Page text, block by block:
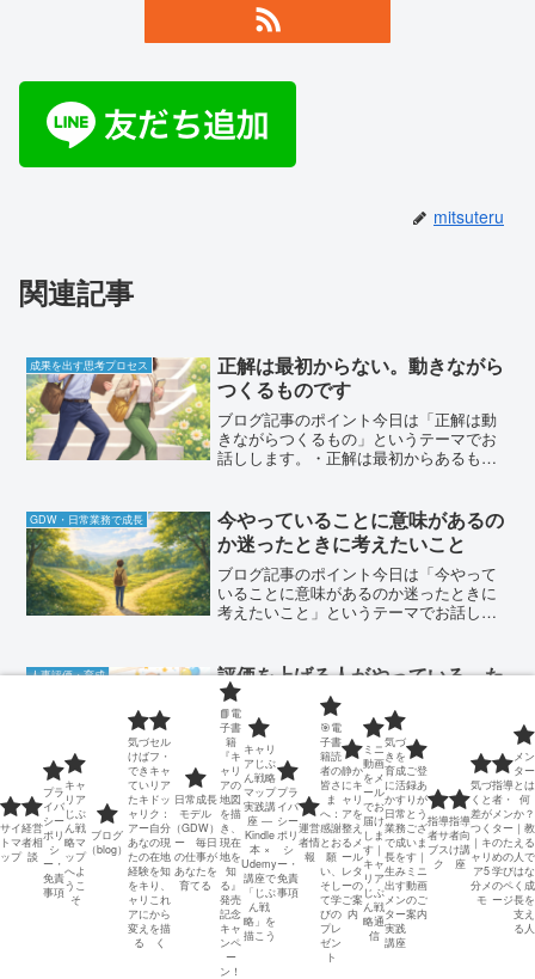
mitsuteru
関連記事
成果を出す思考プロセス
正解は最初からない。動きながら
つくるものです
ブログ記事のポイント今日は「正解は動
きながらつくるもの」というテーマでお
話しします。・正解は最初からあるもの
ある・改善を繰り返すことで正解に近づ
いていく・キャリアも同じ...
GDW・日常業務で成長
今やっていることに意味があるの
か迷ったときに考えたいこと
ブログ記事のポイント今日は「今やって
いることに意味があるのか迷ったときに
考えたいこと」というテーマでお話しし
見て「正解」を判断することはできな
い・すべての経験がきれいに...
人事評価・育成
評価を上げる人がやっている、た
った3つのシンプルな行動
ブログ記事のポイント今日は「評価を上
げる人がやっている共通点」についてお
話しします。ポイントはとてもシンプル
です。・評価を聞いて終わりにしない・
評価項目をしっかり理解する・フィード
バックを日々の行動に活かすこの3つで
す。特別な才能やセンスで...
GDW・行動成長
私は質問していた。でも、本当に
聴けていただろうか。
ブログ記事のポイント教えることから質
問することへ変わっても、本当に育成で
きているとは限らない部下は上司が期待
している答えを考えながら話しているこ
とがある「質問すること」と「聴くこ
サイ
トマ
ップ
経営
者相
談
プラ
イバ
シー
ポリ
シ
ー・
免責
事項
キャ
リア
じぶ
ん戦
略マ
ップ
へよ
うこ
そ
ブログ
（blog）
気づ
けば
でき
てい
たキ
ャリ
アー
あな
たの
経験
をキ
ャリ
アに
変え
る
セル
フ・
キャ
リア
ドッ
ク：
自分
の現
在地
を知
り、
これ
から
を描
く
日常成長
モデル
（GDW）
ー 毎日
の仕事が
あなたを
育てる
📘電
子書
籍
『キ
ャリ
アの
地図
を描
き、
現在
地を
知
る』
発売
記念
キャ
ンペ
ー
ン！
キャリ
アじぶ
ん戦略
マップ
実践講
座 ―
Kindle
本 ×
Udemy
講座で
「じぶ
ん戦
略」を
描こう
プラ
イバ
シー
ポリ
シ
ー・
免責
事項
運営
者情
報
🎯電
子書
籍読
者の
皆さ
ま
へ：
感謝
とお
願
い、
そし
て学
びの
プレ
ゼン
ト
静か
にキ
ャリ
アを
整え
るメ
ール
レタ
ーの
ご案
内
ミニ
動画
をメ
ール
でお
届け
しま
す｜
キャ
リア
じぶ
ん戦
略通
信
気づ
きを
育成
に活
かす
日常
業務
で成
長を
生み
出す
メン
ター
実践
講座
ご登
録あ
りが
とう
ござ
いま
す｜
ミニ
動画
のご
案内
指導
者サ
ブス
ク
指導
者向
け講
座
気づ
くと
差が
つく
｜キ
ャリ
ア5
分メ
モ
指導
者・
メン
ター
のた
めの
学び
のペ
ージ
メン
ター
とは
何
か？
｜教
える
人で
はな
く成
長を
支え
る人